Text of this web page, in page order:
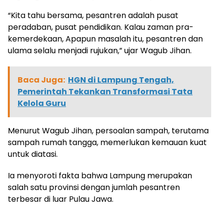
“Kita tahu bersama, pesantren adalah pusat
peradaban, pusat pendidikan. Kalau zaman pra-
kemerdekaan, Apapun masalah itu, pesantren dan
ulama selalu menjadi rujukan,” ujar Wagub Jihan.
Baca Juga: HGN di Lampung Tengah,
Pemerintah Tekankan Transformasi Tata
Kelola Guru
Menurut Wagub Jihan, persoalan sampah, terutama
sampah rumah tangga, memerlukan kemauan kuat
untuk diatasi.
Ia menyoroti fakta bahwa Lampung merupakan
salah satu provinsi dengan jumlah pesantren
terbesar di luar Pulau Jawa.